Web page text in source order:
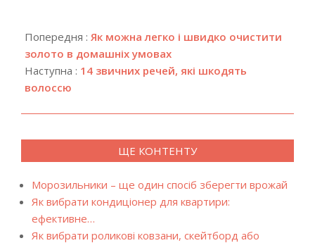
04-
05
Попередня : Як можна легко і швидко очистити
золото в домашніх умовах
Наступна : 14 звичних речей, які шкодять
волоссю
ЩЕ КОНТЕНТУ
Морозильники – ще один спосіб зберегти врожай
Як вибрати кондиціонер для квартири:
ефективне…
Як вибрати роликові ковзани, скейтборд або